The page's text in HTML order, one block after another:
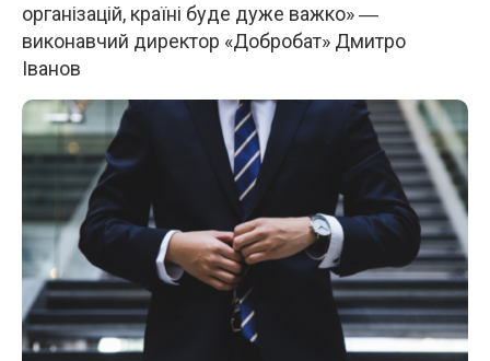
організацій, країні буде дуже важко» ―
виконавчий директор «Добробат» Дмитро
Іванов